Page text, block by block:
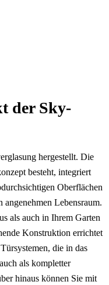
der Sky-
hergestellt. Die
besteht, integriert
Oberflächen
Lebensraum.
als auch in Ihrem Garten
Konstruktion errichtet
die in das
als kompletter
hinaus können Sie mit